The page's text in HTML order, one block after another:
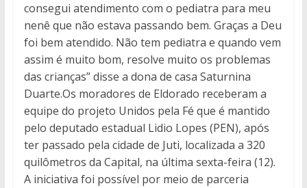
consegui atendimento com o pediatra para meu
nenê que não estava passando bem. Graças a Deu
foi bem atendido. Não tem pediatra e quando vem
assim é muito bom, resolve muito os problemas
das crianças” disse a dona de casa Saturnina
Duarte.Os moradores de Eldorado receberam a
equipe do projeto Unidos pela Fé que é mantido
pelo deputado estadual Lidio Lopes (PEN), após
ter passado pela cidade de Juti, localizada a 320
quilômetros da Capital, na última sexta-feira (12).
A iniciativa foi possível por meio de parceria